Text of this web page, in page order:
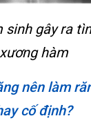
sinh gây ra
xương hàm
nên làm
cố định?